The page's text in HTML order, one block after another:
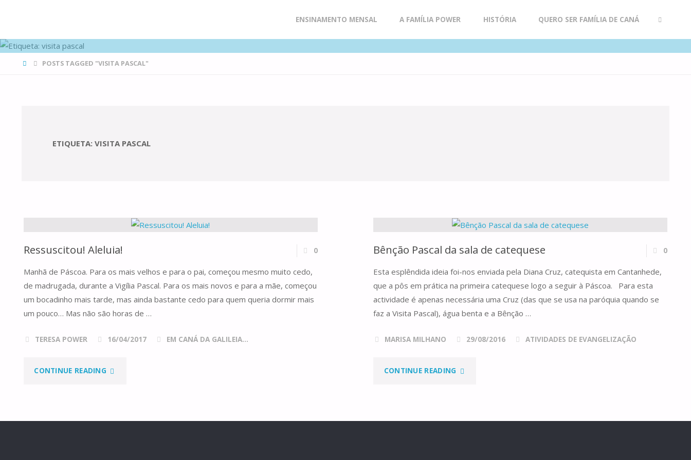
to
ENSINAMENTO MENSAL A FAMÍLIA POWER HISTÓRIA QUERO SER FAMÍLIA DE CANÁ
HOMEPOSTS TAGGED "VISITA PASCAL"
ETIQUETA: VISITA PASCAL
Ressuscitou! Aleluia! 0
Manhã de Páscoa. Para os mais velhos e para o pai, começou mesmo muito cedo,
de madrugada, durante a Vigília Pascal. Para os mais novos e para a mãe, começou
um bocadinho mais tarde, mas ainda bastante cedo para quem queria dormir mais
um pouco… Mas não são horas de …
TERESA POWER 16/04/2017 EM CANÁ DA GALILEIA...
CONTINUE READING "RESSUSCITOU!
Bênção Pascal da sala de catequese 0
Esta esplêndida ideia foi-nos enviada pela Diana Cruz, catequista em Cantanhede,
que a pôs em prática na primeira catequese logo a seguir à Páscoa. Para esta
actividade é apenas necessária uma Cruz (das que se usa na paróquia quando se
faz a Visita Pascal), água benta e a Bênção …
MARISA MILHANO 29/08/2016 ATIVIDADES DE EVANGELIZAÇÃO
CONTINUE READING "BÊNÇÃO